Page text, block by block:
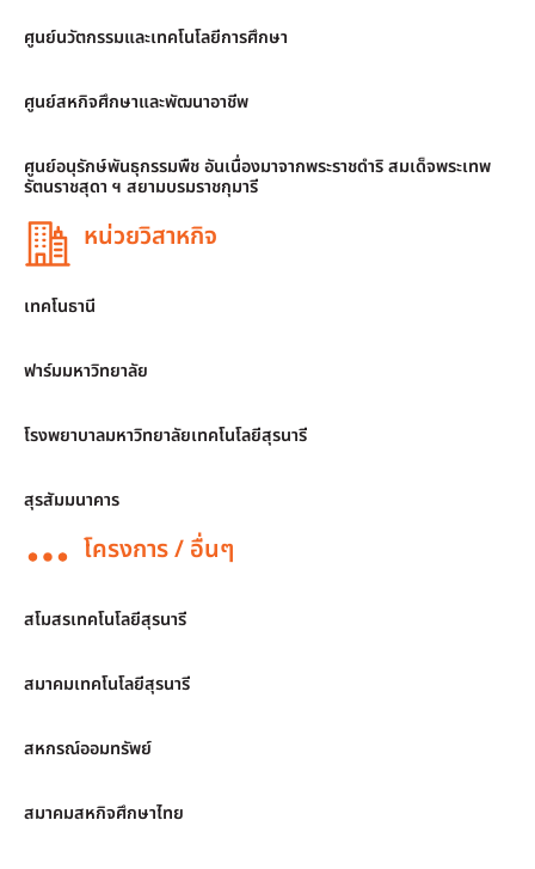
ศูนย์นวัตกรรมและเทคโนโลยีการศึกษา
ศูนย์สหกิจศึกษาและพัฒนาอาชีพ
ศูนย์อนุรักษ์พันธุกรรมพืช อันเนื่องมาจากพระราชดำริ สมเด็จพระเทพ
รัตนราชสุดา ฯ สยามบรมราชกุมารี
หน่วยวิสาหกิจ
เทคโนธานี
ฟาร์มมหาวิทยาลัย
โรงพยาบาลมหาวิทยาลัยเทคโนโลยีสุรนารี
สุรสัมมนาคาร
โครงการ / อื่นๆ
สโมสรเทคโนโลยีสุรนารี
สมาคมเทคโนโลยีสุรนารี
สหกรณ์ออมทรัพย์
สมาคมสหกิจศึกษาไทย